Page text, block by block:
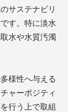
サステナビリ
す。特に淡水
水や水質汚濁
様性へ与える
ャーポジティ
行う上で取組